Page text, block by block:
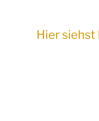
Hier siehst